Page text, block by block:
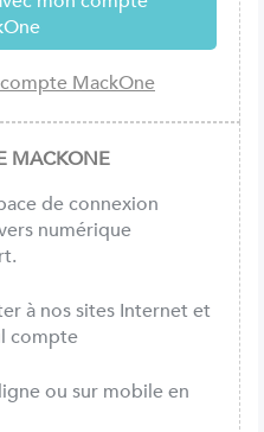
MACKONE
de connexion
numérique
à nos sites Internet et
compte
ou sur mobile en